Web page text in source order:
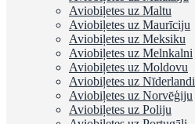
Aviobiļetes uz Maltu
Aviobiļetes uz Maurīciju
Aviobiļetes uz Meksiku
Aviobiļetes uz Melnkalni
Aviobiļetes uz Moldovu
Aviobiļetes uz Nīderlandi
Aviobiļetes uz Norvēģiju
Aviobiļetes uz Poliju